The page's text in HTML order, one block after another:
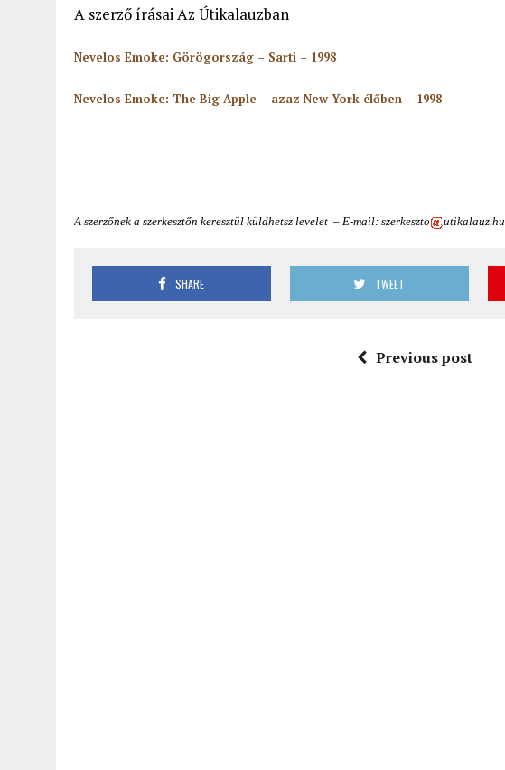
A szerző írásai Az Útikalauzban
Nevelos Emoke: Görögország – Sarti – 1998
Nevelos Emoke: The Big Apple – azaz New York élőben – 1998
A szerzőnek a szerkesztőn keresztül küldhetsz levelet – E-mail: szerkeszto utikalauz.hu
SHARE TWEET
Previous post